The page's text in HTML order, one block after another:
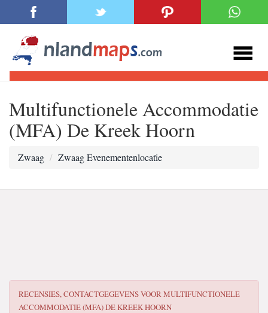
Multifunctionele Accommodatie
(MFA) De Kreek Hoorn
Zwaag Zwaag Evenementenlocati̇e
RECENSIES, CONTACTGEGEVENS VOORMULTIFUNCTIONELE
ACCOMMODATIE (MFA) DE KREEK HOORN